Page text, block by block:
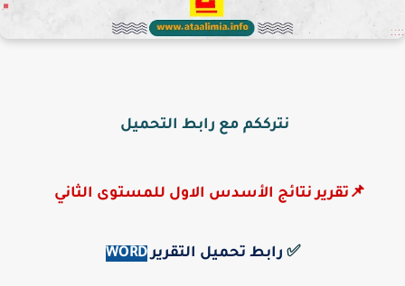
نترككم مع رابط التحميل
📌تقرير نتائج الأسدس الاول للمستوى الثاني
✅ رابط تحميل التقرير WORD